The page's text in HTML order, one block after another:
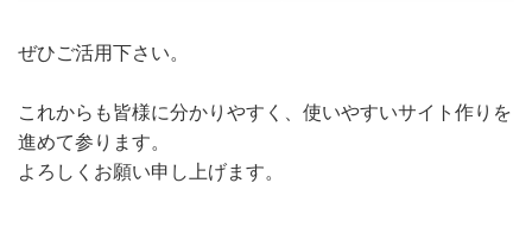
ぜひご活用下さい。
これからも皆様に分かりやすく、使いやすいサイト作りを
進めて参ります。
よろしくお願い申し上げます。